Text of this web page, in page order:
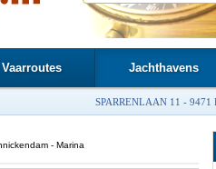
Vaarroutes Jachthavens
SPARRENLAAN 11 - 9471
- Marina